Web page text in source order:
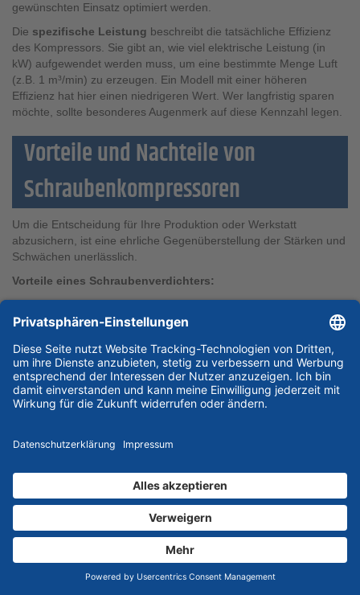
gewünschten Einsatz optimiert werden.
Die spezifische Leistung beschreibt die tatsächliche Effizienz
des Kompressors. Sie gibt an, wie viel elektrische Leistung (in
kW) aufgewendet werden muss, um eine bestimmte Menge Luft
(z.B. 1 m³/min) zu erzeugen. Ein Modell mit einer höheren
Effizienz hat hier einen niedrigeren Wert. Wer langfristig sparen
möchte, sollte besonderes Augenmerk auf diese Kennzahl legen.
Vorteile und Nachteile von
Schraubenkompressoren
Um die Entscheidung für Ihre Produktion oder Werkstatt
abzusichern, ist eine ehrliche Gegenüberstellung der Stärken und
Schwächen unerlässlich.
Vorteile eines Schraubenverdichters:
sie 24/7 bei 100 % Einschaltdauer arbeiten.
Technologie arbeiten sie äußerst effizient und sparen
erhebliche Mengen an Strom.
Hoher Volumenstrom:Sie liefern große Mengen an
Druckluft auf vergleichsweise kleinem Raum.
der Produktion ermöglicht.
erreichen die Verdichterblöcke Zehntausende von
Betriebsstunden.
Nachteile eines Schraubenkompressors:
Sie sind in der Erstinvestition
deutlich teurer als einfache Kolbensysteme.
Wartungskomplexität:Die Maschinen verfügen über